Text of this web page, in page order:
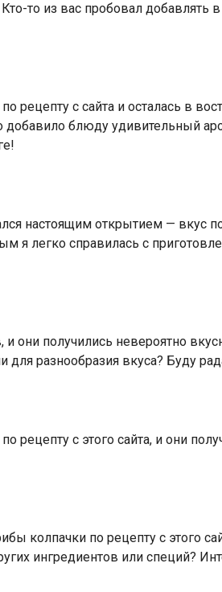
то из вас пробовал добавлять
рецепту с сайта и осталась в
блюду удивительный
настоящим открытием —
я легко справилась с
и они получились невероятно
для разнообразия вкуса? Буду
рецепту с этого сайта, и они
колпачки по рецепту с этого
ингредиентов или специй?